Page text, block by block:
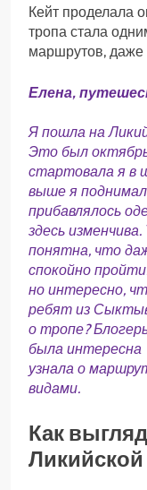
Кейт проделала
тропа стала
маршрутов, даже
Елена,
Я пошла на
Это был
стартовала я в
выше я
прибавлялось
здесь
понятна, что
спокойно
но интересно,
ребят из
о тропе?
была интересна
узнала о
видами.
Как